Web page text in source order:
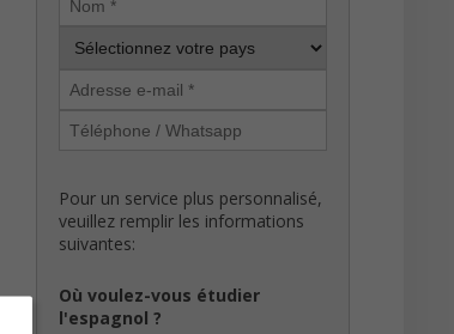
Pour un service plus personnalisé,
veuillez remplir les informations
suivantes:
Où voulez-vous étudier
l'espagnol ?